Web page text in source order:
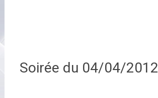
Soirée du 04/04/2012